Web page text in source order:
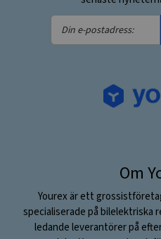
Din
e-
Om
Yourex är ett
specialiserade på bilelektriska
ledande leverantörer på